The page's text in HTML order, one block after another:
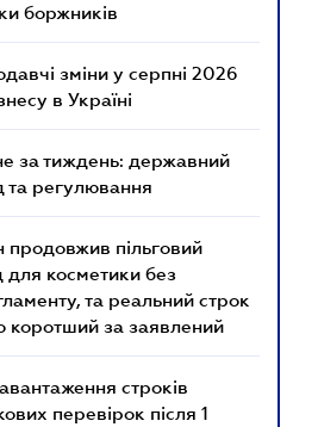
боржників
зміни у серпні 2026
в Україні
за тиждень: державний
та регулювання
продовжив пільговий
для косметики без
та реальний строк
коротший за заявлений
строків
перевірок після 1